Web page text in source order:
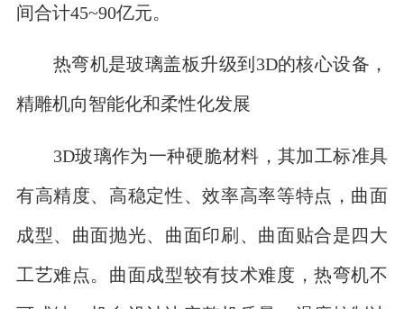
间合计45~90亿元。
热弯机是玻璃盖板升级到3D的核心设备，
精雕机向智能化和柔性化发展
3D玻璃作为一种硬脆材料，其加工标准具
有高精度、高稳定性、效率高率等特点，曲面
成型、曲面抛光、曲面印刷、曲面贴合是四大
工艺难点。曲面成型较有技术难度，热弯机不